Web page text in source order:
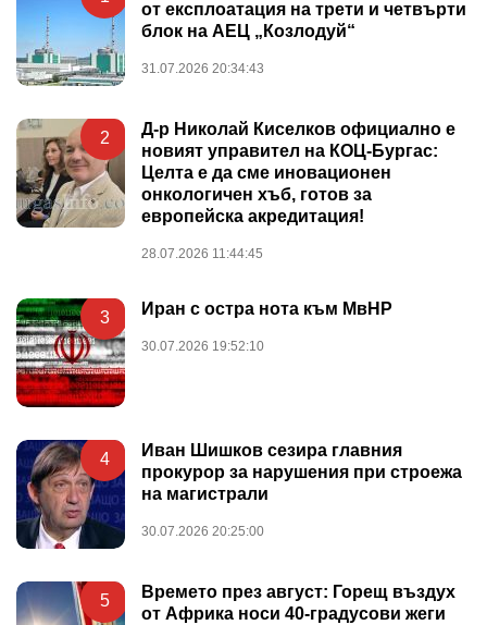
от експлоатация на трети и четвърти
блок на АЕЦ „Козлодуй“
31.07.2026 20:34:43
2
Д-р Николай Киселков официално е
новият управител на КОЦ-Бургас:
Целта е да сме иновационен
онкологичен хъб, готов за
европейска акредитация!
28.07.2026 11:44:45
3 Иран с остра нота към МвНР
30.07.2026 19:52:10
4
Иван Шишков сезира главния
прокурор за нарушения при строежа
на магистрали
30.07.2026 20:25:00
5
Времето през август: Горещ въздух
от Африка носи 40-градусови жеги